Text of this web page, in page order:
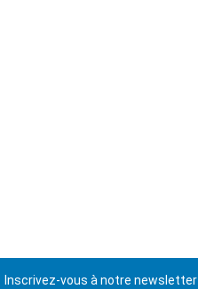
Inscrivez-vous à notre newsletter